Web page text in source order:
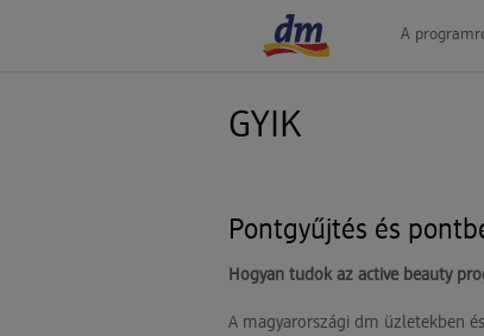
A
GYIK
Pontgyűjtés és
Hogyan tudok az active beauty
A magyarországi dm üzletekben